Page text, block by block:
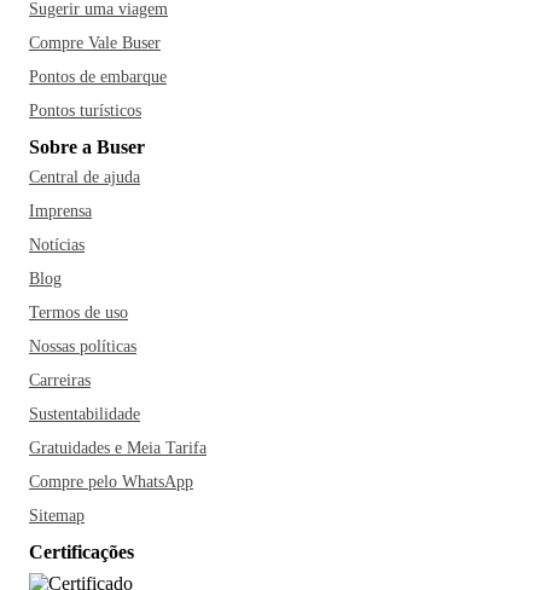
Sugerir uma viagem
Compre Vale Buser
Pontos de embarque
Pontos turísticos
Sobre a Buser
Central de ajuda
Imprensa
Notícias
Blog
Termos de uso
Nossas políticas
Carreiras
Sustentabilidade
Gratuidades e Meia Tarifa
Compre pelo WhatsApp
Sitemap
Certificações